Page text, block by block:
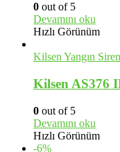
0 out of 5
Devamını oku
Hızlı Görünüm
Kilsen Yangın
Kilsen AS376
0 out of 5
Devamını oku
Hızlı Görünüm
-6%